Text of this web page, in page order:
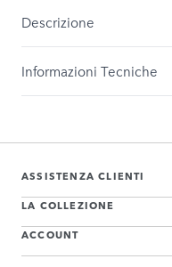
Descrizione
Informazioni Tecniche
ASSISTENZA CLIENTI
LA COLLEZIONE
ACCOUNT